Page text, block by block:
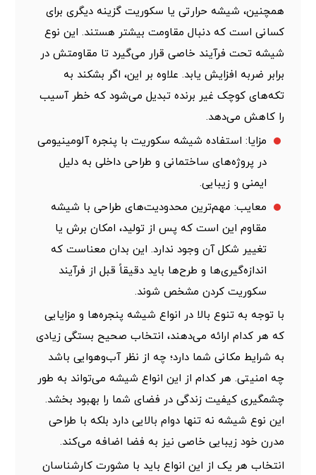
همچنین، شیشه حرارتی یا سکوریتگزینه دیگری برای
کسانی است که دنبال مقاومت بیشتر هستند. این نوع
شیشه تحت فرآیند خاصی قرار می‌گیرد تا مقاومتش در
برابر ضربه افزایش یابد. علاوه بر این، اگر بشکند به
تکه‌های کوچک غیر برنده تبدیل می‌شود که خطر آسیب
را کاهش می‌دهد.
مزایا: استفاده شیشه سکوریت با پنجره آلومینیومی
در پروژه‌های ساختمانی و طراحی داخلی به دلیل
ایمنی و زیبایی.
معایب: مهم‌ترین محدودیت‌های طراحی با شیشه
مقاوم این است که پس از تولید، امکان برش یا
تغییر شکل آن وجود ندارد. این بدان معناست که
اندازه‌گیری‌ها و طرح‌ها باید دقیقاً قبل از فرآیند
سکوریت کردن مشخص شوند.
با توجه به تنوع بالا در انواع شیشه پنجره‌ها و مزایایی
که هر کدام ارائه می‌دهند، انتخاب صحیح بستگی زیادی
به شرایط مکانی شما دارد؛ چه از نظر آب‌وهوایی باشد
چه امنیتی. هر کدام از این انواع شیشه می‌تواند به طور
چشمگیری کیفیت زندگی در فضای شما را بهبود بخشد.
این نوع شیشه نه تنها دوام بالایی دارد بلکه با طراحی
مدرن خود زیبایی خاصی نیز به فضا اضافه می‌کند.
انتخاب هر یک از این انواع باید با مشورت کارشناسان